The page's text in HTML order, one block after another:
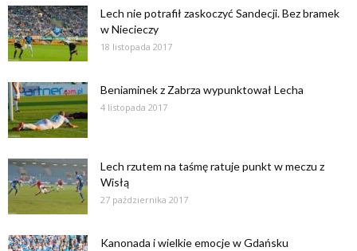
Lech nie potrafił zaskoczyć Sandecji. Bez bramek
w Niecieczy
18 listopada 2017
Beniaminek z Zabrza wypunktował Lecha
4 listopada 2017
Lech rzutem na taśmę ratuje punkt w meczu z
Wisłą
27 października 2017
Kanonada i wielkie emocje w Gdańsku